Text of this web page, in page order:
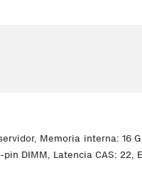
Memoria interna:
DIMM, Latencia CAS: 22,